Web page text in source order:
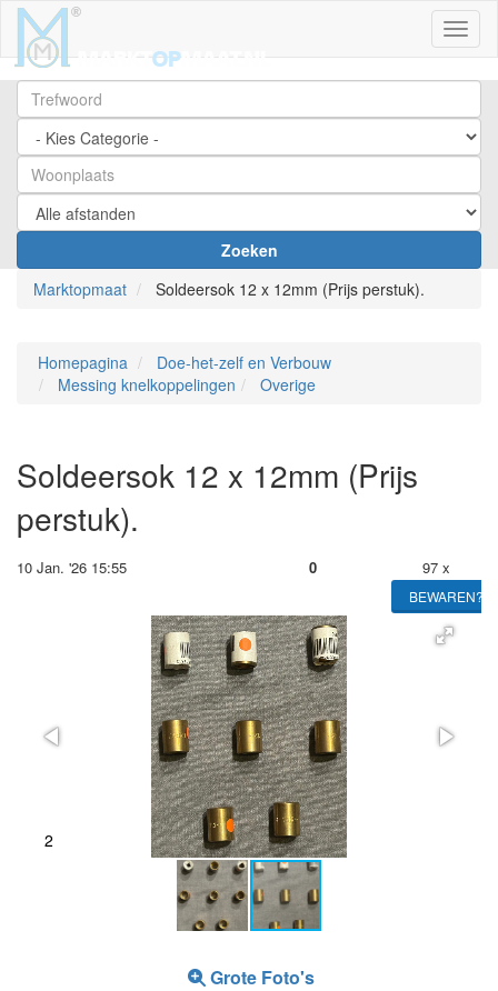
Zoeken
Marktopmaat
Soldeersok 12 x 12mm (Prijs perstuk).
Homepagina
Doe-het-zelf en Verbouw
Messing knelkoppelingen
Overige
Soldeersok 12 x 12mm (Prijs
perstuk).
10 Jan. '26 15:55 0 97 x
BEWAREN?
2
Grote Foto's